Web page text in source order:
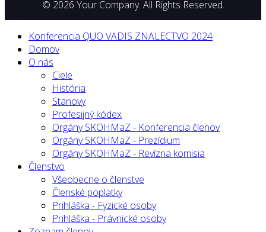
© 2026 Your Company. All Rights Reserved.
Konferencia QUO VADIS ZNALECTVO 2024
Domov
O nás
Ciele
História
Stanovy
Profesijný kódex
Orgány SKOHMaZ - Konferencia členov
Orgány SKOHMaZ - Prezídium
Orgány SKOHMaZ - Revízna komisia
Členstvo
Všeobecne o členstve
Členské poplatky
Prihláška - Fyzické osoby
Prihláška - Právnické osoby